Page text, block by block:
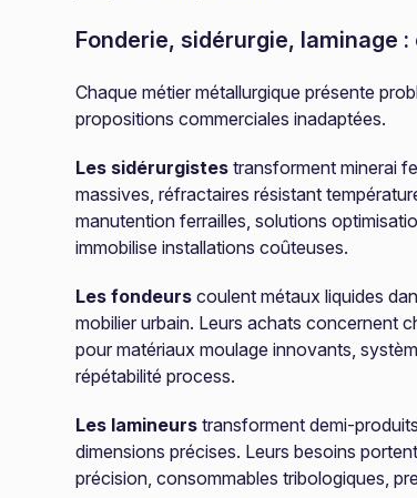
Fonderie, sidérurgie, laminage
Chaque métier métallurgique présente
propositions commerciales inadaptées.
Les sidérurgistes transforment minerai
massives, réfractaires résistant
manutention ferrailles, solutions
immobilise installations coûteuses.
Les fondeurs coulent métaux liquides
mobilier urbain. Leurs achats concernent
pour matériaux moulage innovants,
répétabilité process.
Les lamineurs transforment demi-
dimensions précises. Leurs besoins
précision, consommables tribologiques,